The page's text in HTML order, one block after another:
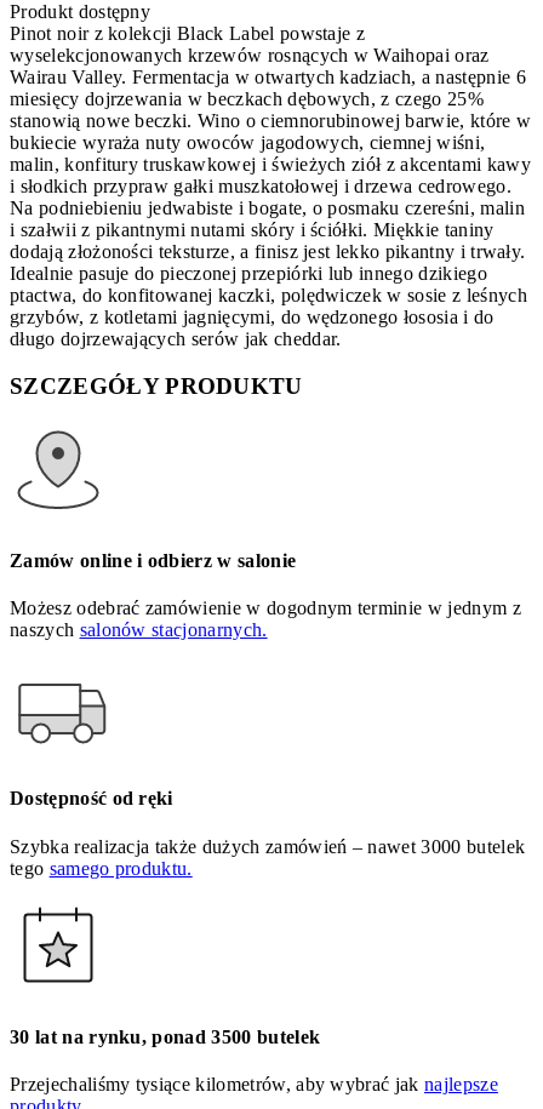
Produkt dostępny
Pinot noir z kolekcji Black Label powstaje z
wyselekcjonowanych krzewów rosnących w Waihopai oraz
Wairau Valley. Fermentacja w otwartych kadziach, a następnie 6
miesięcy dojrzewania w beczkach dębowych, z czego 25%
stanowią nowe beczki. Wino o ciemnorubinowej barwie, które w
bukiecie wyraża nuty owoców jagodowych, ciemnej wiśni,
malin, konfitury truskawkowej i świeżych ziół z akcentami kawy
i słodkich przypraw gałki muszkatołowej i drzewa cedrowego.
Na podniebieniu jedwabiste i bogate, o posmaku czereśni, malin
i szałwii z pikantnymi nutami skóry i ściółki. Miękkie taniny
dodają złożoności teksturze, a finisz jest lekko pikantny i trwały.
Idealnie pasuje do pieczonej przepiórki lub innego dzikiego
ptactwa, do konfitowanej kaczki, polędwiczek w sosie z leśnych
grzybów, z kotletami jagnięcymi, do wędzonego łososia i do
długo dojrzewających serów jak cheddar.
SZCZEGÓŁY PRODUKTU
Zamów online i odbierz w salonie
Możesz odebrać zamówienie w dogodnym terminie w jednym z
naszych salonów stacjonarnych.
Dostępność od ręki
Szybka realizacja także dużych zamówień – nawet 3000 butelek
tego samego produktu.
30 lat na rynku, ponad 3500 butelek
Przejechaliśmy tysiące kilometrów, aby wybrać jaknajlepsze